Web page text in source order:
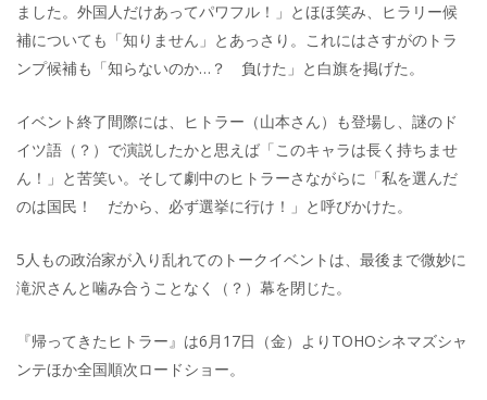
ました。外国人だけあってパワフル！」とほほ笑み、ヒラリー候
補についても「知りません」とあっさり。これにはさすがのトラ
ンプ候補も「知らないのか…？ 負けた」と白旗を掲げた。
イベント終了間際には、ヒトラー（山本さん）も登場し、謎のド
イツ語（？）で演説したかと思えば「このキャラは長く持ちませ
ん！」と苦笑い。そして劇中のヒトラーさながらに「私を選んだ
のは国民！ だから、必ず選挙に行け！」と呼びかけた。
5人もの政治家が入り乱れてのトークイベントは、最後まで微妙に
滝沢さんと噛み合うことなく（？）幕を閉じた。
『帰ってきたヒトラー』は6月17日（金）よりTOHOシネマズシャ
ンテほか全国順次ロードショー。